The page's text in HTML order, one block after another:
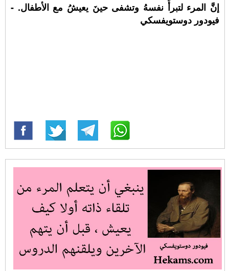
إنَّ المرء لتبرأُ نفسهُ وتشفى حينَ يعيشُ مع الأطفال. -
فيودور دوستويفسكي